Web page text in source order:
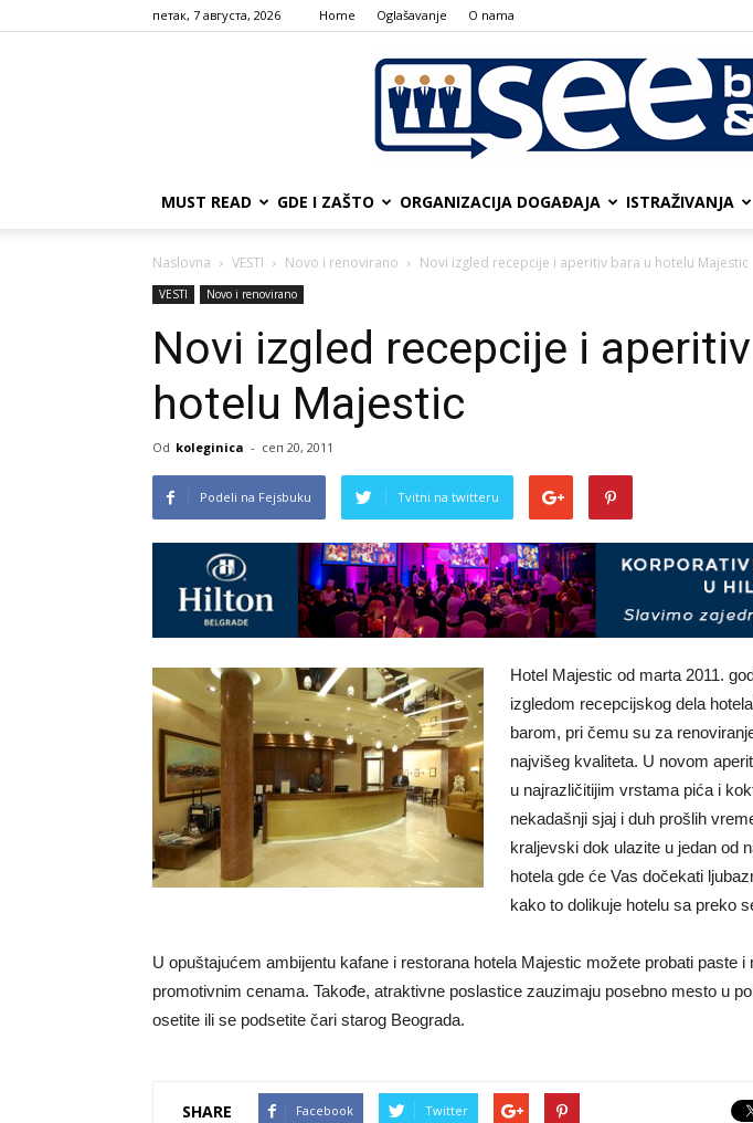
петак, 7 августа, 2026 Home Oglašavanje О nama
MUST READ GDE I ZAŠTO ORGANIZACIJA DOGAĐAJA ISTRAŽIVANJA
Naslovna VESTI Novo i renovirano Novi izgled recepcije i aperitiv bara u hotelu Majestic
VESTI Novo i renovirano
Novi izgled recepcije i
hotelu Majestic
Od koleginica - сеп 20, 2011
Podeli na Fejsbuku Tvitni na twitteru
Hotel Majestic od marta 2011.
izgledom recepcijskog dela
barom, pri čemu su za
najvišeg kvaliteta. U novom
u najrazličitijim vrstama pića i
nekadašnji sjaj i duh prošlih
kraljevski dok ulazite u jedan od
hotela gde će Vas dočekati
kako to dolikuje hotelu sa preko
U opuštajućem ambijentu kafane i restorana hotela Majestic možete probati paste i
promotivnim cenama. Takođe, atraktivne poslastice zauzimaju posebno mesto u
osetite ili se podsetite čari starog Beograda.
SHARE Facebook Twitter